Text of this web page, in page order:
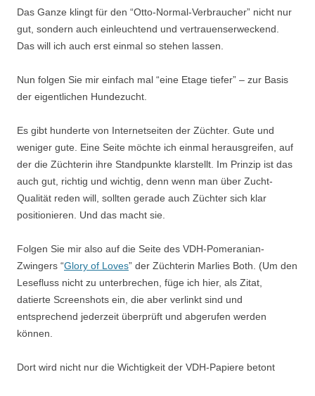
Das Ganze klingt für den “Otto-Normal-Verbraucher” nicht nur
gut, sondern auch einleuchtend und vertrauenserweckend.
Das will ich auch erst einmal so stehen lassen.
Nun folgen Sie mir einfach mal “eine Etage tiefer” – zur Basis
der eigentlichen Hundezucht.
Es gibt hunderte von Internetseiten der Züchter. Gute und
weniger gute. Eine Seite möchte ich einmal herausgreifen, auf
der die Züchterin ihre Standpunkte klarstellt. Im Prinzip ist das
auch gut, richtig und wichtig, denn wenn man über Zucht-
Qualität reden will, sollten gerade auch Züchter sich klar
positionieren. Und das macht sie.
Folgen Sie mir also auf die Seite des VDH-Pomeranian-
Zwingers “Glory of Loves” der Züchterin Marlies Both. (Um den
Lesefluss nicht zu unterbrechen, füge ich hier, als Zitat,
datierte Screenshots ein, die aber verlinkt sind und
entsprechend jederzeit überprüft und abgerufen werden
können.
Dort wird nicht nur die Wichtigkeit der VDH-Papiere betont